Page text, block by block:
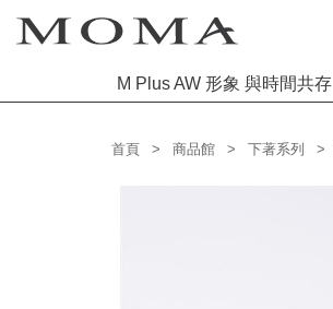
M Plus AW 形象 與時間共存
首頁 商品館 下著系列